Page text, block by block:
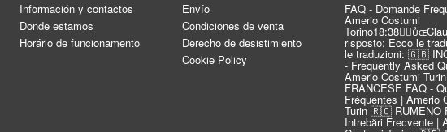
Información y contactos
Donde estamos
Horário de funcionamento
Envío
Condiciones de venta
Derecho de desistimiento
Cookie Policy
FAQ - Domande
Amerio Costumi
risposto: Ecco le
le traduzioni: 🇬🇧
- Frequently Asked
Amerio Costumi
FRANCESE FAQ -
Fréquentes | Amerio
Turin 🇷🇴 RUMENO
Întrebări Frecvente |